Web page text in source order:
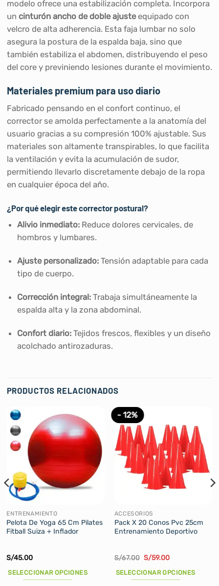
modelo ofrece una estabilización completa. Incorpora
un cinturón ancho de doble ajusteequipado con
velcro de alta adherencia. Esta faja lumbar no solo
asegura la postura de la espalda baja, sino que
también estabiliza el abdomen, distribuyendo el peso
del core y previniendo lesiones durante el movimiento.
Materiales premium para uso diario
Fabricado pensando en el confort continuo, el
corrector se amolda perfectamente a la anatomía del
usuario gracias a su compresión 100% ajustable. Sus
materiales son altamente transpirables, lo que facilita
la ventilación y evita la acumulación de sudor,
permitiendo llevarlo discretamente debajo de la ropa
en cualquier época del año.
¿Por qué elegir este corrector postural?
Alivio inmediato: Reduce dolores cervicales, de
hombros y lumbares.
Ajuste personalizado: Tensión adaptable para cada
tipo de cuerpo.
Corrección integral: Trabaja simultáneamente la
espalda alta y la zona abdominal.
Confort diario: Tejidos frescos, flexibles y un diseño
acolchado antirozaduras.
PRODUCTOS RELACIONADOS
ENTRENAMIENTO
Pelota De Yoga 65 Cm Pilates
Fitball Suiza + Inflador
S/45.00
SELECCIONAR OPCIONES
- 12%
ACCESORIOS
Pack X 20 Conos Pvc 25cm
Entrenamiento Deportivo
S/67.00 El
original
era:
S/59.00El
actual
es:
SELECCIONAR OPCIONES